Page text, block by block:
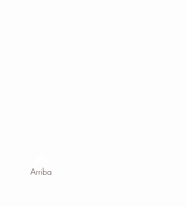
Arriba